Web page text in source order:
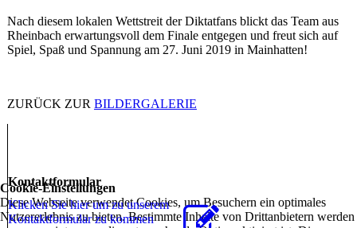
Nach diesem lokalen Wettstreit der Diktatfans blickt das Team aus
Rheinbach erwartungsvoll dem Finale entgegen und freut sich auf
Spiel, Spaß und Spannung am 27. Juni 2019 in Mainhatten!
ZURÜCK ZUR BILDERGALERIE
Kontaktformular
Klicken Sie hier um zu unserem
Kon­takt­for­mu­lar zu kommen
Cookie-Einstellungen
Diese Webseite verwendet Cookies, um Besuchern ein optimales
Nutzererlebnis zu bieten. Bestimmte Inhalte von Drittanbietern werden